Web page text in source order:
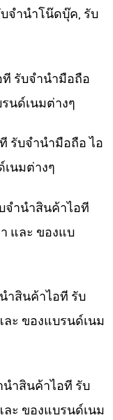
จำนำโน๊ดบุ๊ค, รับ
รับจำนำมือถือ
นด์เนมต่างๆ
รับจำนำมือถือ ไอ
นมต่างๆ
จำนำสินค้าไอที
และ ของแบ
ำสินค้าไอที รับ
ะ ของแบรนด์เนม
นำสินค้าไอที รับ
ะ ของแบรนด์เนม